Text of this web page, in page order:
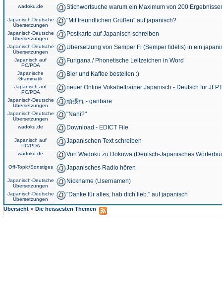
wadoku.de Stichwortsuche warum ein Maximum von 200
Japanisch-Deutsche
Übersetzungen
"Mit freundlichen Grüßen" auf japanisch?
Japanisch-Deutsche
Übersetzungen
Postkarte auf Japanisch schreiben
Japanisch-Deutsche
Übersetzungen
Übersetzung von Semper Fi (Semper fidelis) in ein
Japanisch auf
PC/PDA
Furigana / Phonetische Leitzeichen in Word
Japanische
Grammatik
Bier und Kaffee bestellen :)
Japanisch auf
PC/PDA
neuer Online Vokabeltrainer Japanisch - Deutsch für
Japanisch-Deutsche
Übersetzungen
頑張れ - ganbare
Japanisch-Deutsche
Übersetzungen
"Nani?"
wadoku.de Download - EDICT File
Japanisch auf
PC/PDA
Japanischen Text schreiben
wadoku.de Von Wadoku zu Dokuwa (Deutsch-Japanisches
Off-Topic/Sonstiges Japanisches Radio hören
Japanisch-Deutsche
Übersetzungen
Nickname (Usernamen)
Japanisch-Deutsche
Übersetzungen
"Danke für alles, hab dich lieb." auf japanisch
Übersicht » Die heissesten Themen